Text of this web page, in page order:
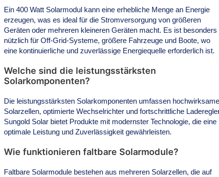
Ein 400 Watt Solarmodul kann eine erhebliche Menge an Energie
erzeugen, was es ideal für die Stromversorgung von größeren
Geräten oder mehreren kleineren Geräten macht. Es ist besonders
nützlich für Off-Grid-Systeme, größere Fahrzeuge und Boote, wo
eine kontinuierliche und zuverlässige Energiequelle erforderlich ist.
Welche sind die leistungsstärksten
Solarkomponenten?
Die leistungsstärksten Solarkomponenten umfassen hochwirksame
Solarzellen, optimierte Wechselrichter und fortschrittliche
Sungold Solar bietet Produkte mit modernster Technologie, die eine
optimale Leistung und Zuverlässigkeit gewährleisten.
Wie funktionieren faltbare Solarmodule?
Faltbare Solarmodule bestehen aus mehreren Solarzellen, die auf